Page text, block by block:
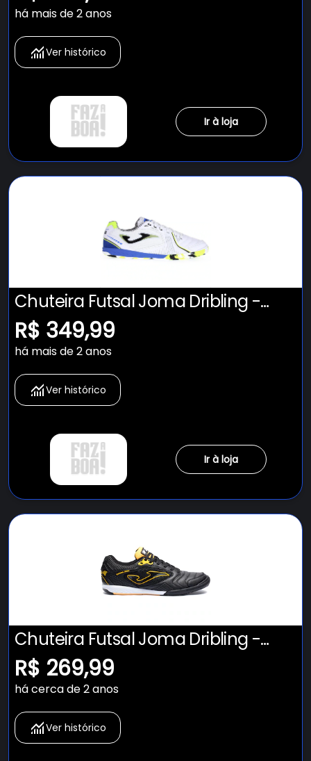
há mais de 2 anos
Ver histórico
Ir à loja
Chuteira Futsal Joma Dribling -
Adulto
R$ 349,99
há mais de 2 anos
Ver histórico
Ir à loja
Chuteira Futsal Joma Dribling -
Adulto
R$ 269,99
há cerca de 2 anos
Ver histórico